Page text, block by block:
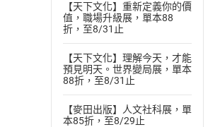
【天下文化】重新定義你的價
值，職場升級展，單本88
折，至8/31止
【天下文化】理解今天，才能
預見明天。世界變局展，單本
88折，至8/31止
【麥田出版】人文社科展，單
本85折，至8/29止